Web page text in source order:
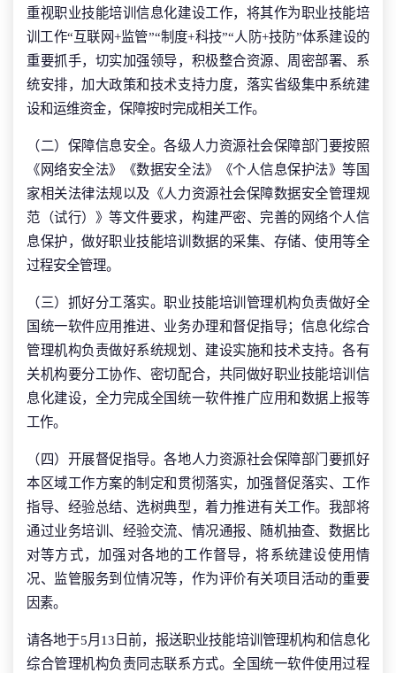
重视职业技能培训信息化建设工作，将其作为职业技能培
训工作“互联网+监管”“制度+科技”“人防+技防”体系建设的
重要抓手，切实加强领导，积极整合资源、周密部署、系
统安排，加大政策和技术支持力度，落实省级集中系统建
设和运维资金，保障按时完成相关工作。
（二）保障信息安全。各级人力资源社会保障部门要按照
《网络安全法》《数据安全法》《个人信息保护法》等国
家相关法律法规以及《人力资源社会保障数据安全管理规
范（试行）》等文件要求，构建严密、完善的网络个人信
息保护，做好职业技能培训数据的采集、存储、使用等全
过程安全管理。
（三）抓好分工落实。职业技能培训管理机构负责做好全
国统一软件应用推进、业务办理和督促指导；信息化综合
管理机构负责做好系统规划、建设实施和技术支持。各有
关机构要分工协作、密切配合，共同做好职业技能培训信
息化建设，全力完成全国统一软件推广应用和数据上报等
工作。
（四）开展督促指导。各地人力资源社会保障部门要抓好
本区域工作方案的制定和贯彻落实，加强督促落实、工作
指导、经验总结、选树典型，着力推进有关工作。我部将
通过业务培训、经验交流、情况通报、随机抽查、数据比
对等方式，加强对各地的工作督导，将系统建设使用情
况、监管服务到位情况等，作为评价有关项目活动的重要
因素。
请各地于5月13日前，报送职业技能培训管理机构和信息化
综合管理机构负责同志联系方式。全国统一软件使用过程